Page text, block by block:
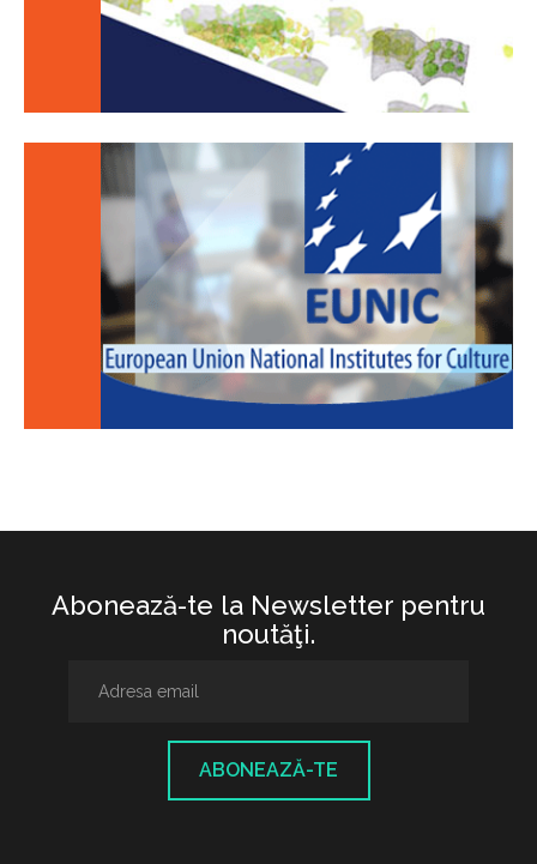
Abonează-te la Newsletter pentru
noutăţi.
ABONEAZĂ-TE